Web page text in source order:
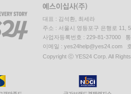
대표 : 김석환, 최세라
주소 : 서울시 영등포구 은행로 11,
사업자등록번호 : 229-81-37000
이메일 : yes24help@yes24.com
Copyright ⓒ YES24 Corp. All